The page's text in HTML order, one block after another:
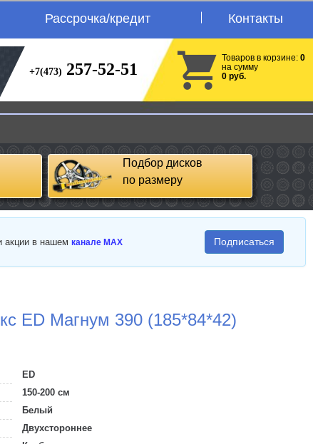
Рассрочка/кредит Контакты
+7(473) 257-52-51
Товаров в корзине: 0
на сумму
0 руб.
Подбор дисков
по размеру
акции в нашем канале MAX Подписаться
ED Магнум 390 (185*84*42)
ED
150-200 см
Белый
Двухстороннее